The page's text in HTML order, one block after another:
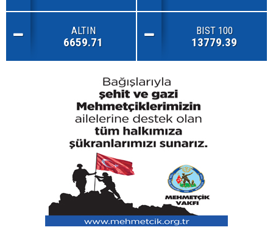
ALTIN
6659.71
BIST 100
13779.39